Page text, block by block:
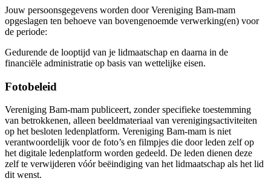
Jouw persoonsgegevens worden door Vereniging Bam-mam
opgeslagen ten behoeve van bovengenoemde verwerking(en) voor
de periode:
Gedurende de looptijd van je lidmaatschap en daarna in de
financiële administratie op basis van wettelijke eisen.
Fotobeleid
Vereniging Bam-mam publiceert, zonder specifieke toestemming
van betrokkenen, alleen beeldmateriaal van verenigingsactiviteiten
op het besloten ledenplatform. Vereniging Bam-mam is niet
verantwoordelijk voor de foto’s en filmpjes die door leden zelf op
het digitale ledenplatform worden gedeeld. De leden dienen deze
zelf te verwijderen vóór beëindiging van het lidmaatschap als het lid
dit wenst.